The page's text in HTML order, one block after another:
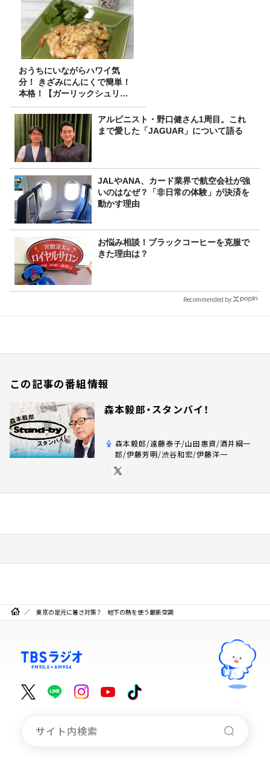
おうちにいながらハワイ気
分！ きざみにんにくで簡単！
本格！【ガーリックシュリン
プ】 桃屋のかんたんレシピ
アルピニスト・野口健さん1周目。これ
まで愛した「JAGUAR」について語る
JALやANA、カード業界で航空会社が強
いのはなぜ？「非日常の体験」が決済を
動かす理由
お悩み相談！ブラックコーヒーを克服で
きた理由は？
Recommended by
この記事の番組情報
森本毅郎・スタンバイ！
森本毅郎/遠藤泰子/山田惠資/酒井綱一
郎/伊藤芳明/渋谷和宏/伊藤洋一
東京の足元に暑さ対策？ 地下の熱を使う最新空調